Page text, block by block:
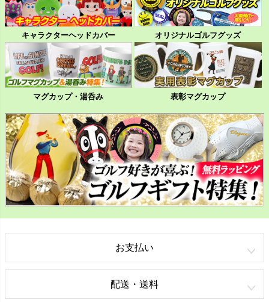
キャラクターヘッドカバー オリジナルゴルフグッズ
マグカップ・湯呑み 表彰マグカップ
お支払い
配送・送料